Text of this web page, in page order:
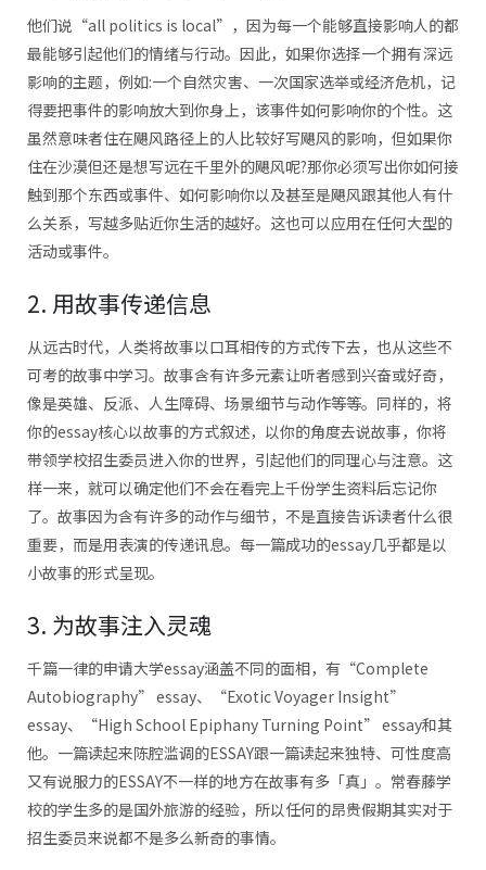
他们说“all politics is local”，因为每一个能够直接影响人的都
最能够引起他们的情绪与行动。因此，如果你选择一个拥有深远
影响的主题，例如:一个自然灾害、一次国家选举或经济危机，记
得要把事件的影响放大到你身上，该事件如何影响你的个性。这
虽然意味者住在飓风路径上的人比较好写飓风的影响，但如果你
住在沙漠但还是想写远在千里外的飓风呢?那你必须写出你如何接
触到那个东西或事件、如何影响你以及甚至是飓风跟其他人有什
么关系，写越多贴近你生活的越好。这也可以应用在任何大型的
活动或事件。
2. 用故事传递信息
从远古时代，人类将故事以口耳相传的方式传下去，也从这些不
可考的故事中学习。故事含有许多元素让听者感到兴奋或好奇，
像是英雄、反派、人生障碍、场景细节与动作等等。同样的，将
你的essay核心以故事的方式叙述，以你的角度去说故事，你将
带领学校招生委员进入你的世界，引起他们的同理心与注意。这
样一来，就可以确定他们不会在看完上千份学生资料后忘记你
了。故事因为含有许多的动作与细节，不是直接告诉读者什么很
重要，而是用表演的传递讯息。每一篇成功的essay几乎都是以
小故事的形式呈现。
3. 为故事注入灵魂
千篇一律的申请大学essay涵盖不同的面相，有“Complete
Autobiography” essay、“Exotic Voyager Insight”
essay、“High School Epiphany Turning Point” essay和其
他。一篇读起来陈腔滥调的ESSAY跟一篇读起来独特、可性度高
又有说服力的ESSAY不一样的地方在故事有多「真」。常春藤学
校的学生多的是国外旅游的经验，所以任何的昂贵假期其实对于
招生委员来说都不是多么新奇的事情。